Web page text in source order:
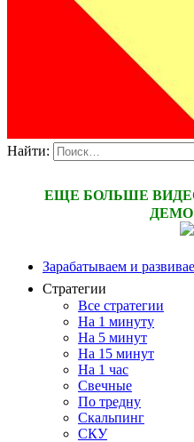
Найти:
ЕЩЕ БОЛЬШЕ
ДЕМО
Зарабатываем и
Стратегии
Все стратегии
На 1 минуту
На 5 минут
На 15 минут
На 1 час
Свечные
По тредну
Скальпинг
СКУ